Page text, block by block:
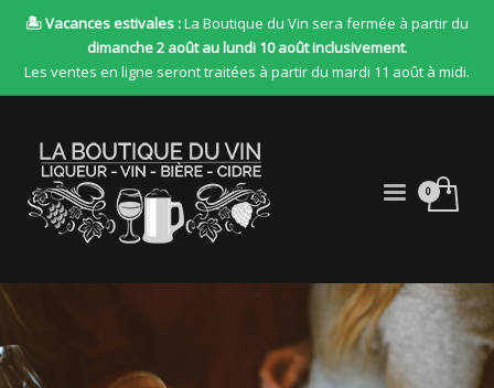
🏝 Vacances estivales :La Boutique du Vin sera fermée à partir du
dimanche 2 août au lundi 10 août inclusivement.
Les ventes en ligne seront traitées à partir du mardi 11 août à midi.